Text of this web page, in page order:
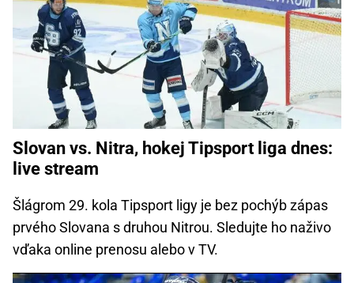
Slovan vs. Nitra, hokej Tipsport liga dnes:
live stream
Šlágrom 29. kola Tipsport ligy je bez pochýb zápas
prvého Slovana s druhou Nitrou. Sledujte ho naživo
vďaka online prenosu alebo v TV.